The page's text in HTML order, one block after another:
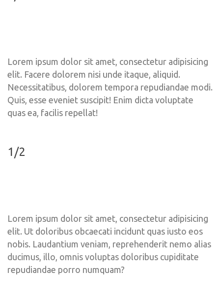
Lorem ipsum dolor sit amet, consectetur adipisicing
elit. Facere dolorem nisi unde itaque, aliquid.
Necessitatibus, dolorem tempora repudiandae modi.
Quis, esse eveniet suscipit! Enim dicta voluptate
quas ea, facilis repellat!
1/2
Lorem ipsum dolor sit amet, consectetur adipisicing
elit. Ut doloribus obcaecati incidunt quas iusto eos
nobis. Laudantium veniam, reprehenderit nemo alias
ducimus, illo, omnis voluptas doloribus cupiditate
repudiandae porro numquam?